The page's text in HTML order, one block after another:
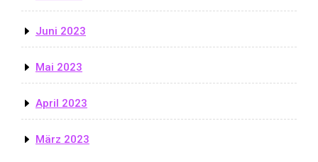
Juni 2023
Mai 2023
April 2023
März 2023